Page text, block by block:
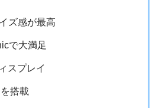
ズ感が最高
で大満足
スプレイ
搭載